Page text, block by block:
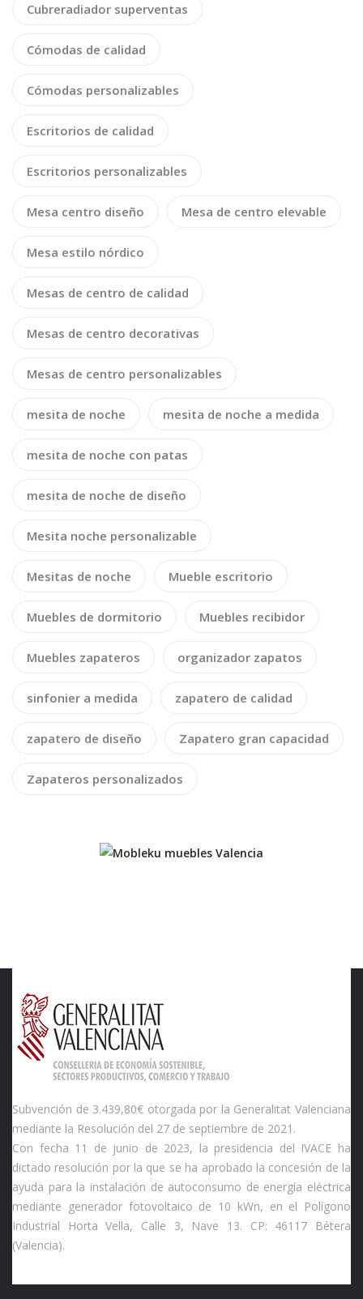
Cubreradiador superventas
Cómodas de calidad
Cómodas personalizables
Escritorios de calidad
Escritorios personalizables
Mesa centro diseño Mesa de centro elevable
Mesa estilo nórdico
Mesas de centro de calidad
Mesas de centro decorativas
Mesas de centro personalizables
mesita de noche mesita de noche a medida
mesita de noche con patas
mesita de noche de diseño
Mesita noche personalizable
Mesitas de noche Mueble escritorio
Muebles de dormitorio Muebles recibidor
Muebles zapateros organizador zapatos
sinfonier a medida zapatero de calidad
zapatero de diseño Zapatero gran capacidad
Zapateros personalizados
Subvención de 3.439,80€ otorgada por la Generalitat Valenciana
mediante la Resolución del 27 de septiembre de 2021.
Con fecha 11 de junio de 2023, la presidencia del IVACE ha
dictado resolución por la que se ha aprobado la concesión de la
ayuda para la instalación de autoconsumo de energía eléctrica
mediante generador fotovoltaico de 10 kWn, en el Polígono
Industrial Horta Vella, Calle 3, Nave 13. CP: 46117 Bétera
(Valencia).